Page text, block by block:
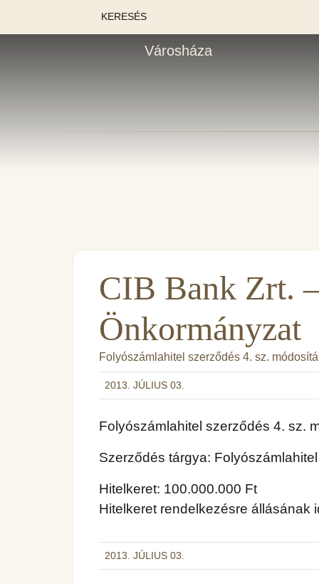
KERESÉS
Városháza
CIB Bank Zrt.
Önkormányzat
Folyószámlahitel szerződés 4. sz.
2013. JÚLIUS 03.
Folyószámlahitel szerződés 4. sz.
Szerződés tárgya:
Hitelkeret: 100.000.000 Ft
Hitelkeret rendelkezésre állásának
2013. JÚLIUS 03.